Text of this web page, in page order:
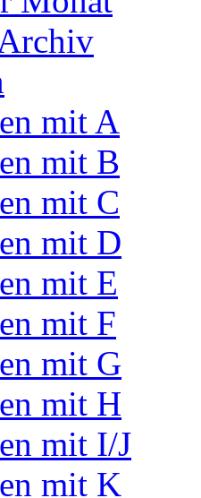
mit A
mit B
mit C
mit D
mit E
mit F
mit G
mit H
mit I/J
mit K